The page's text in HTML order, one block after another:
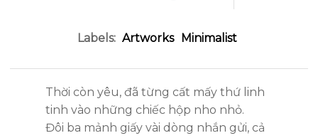
Labels: Artworks Minimalist
Thời còn yêu, đã từng cất mấy thứ linh
tinh vào những chiếc hộp nho nhỏ.
Đôi ba mảnh giấy vài dòng nhắn gửi, cả